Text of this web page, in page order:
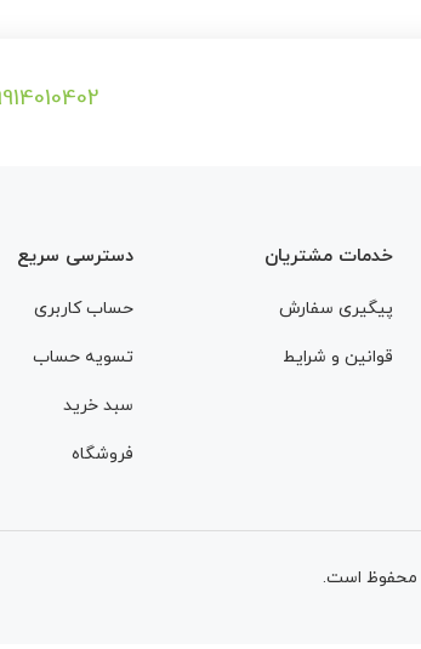
خدمات مشتریان
پیگیری سفارش
قوانین و شرایط
دسترسی سریع
حساب کاربری
تسویه حساب
سبد خرید
فروشگاه
محفوظ است.